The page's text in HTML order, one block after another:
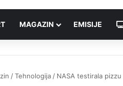
MAGAZIN EMISIJE
/Tehnologija / NASA testirala